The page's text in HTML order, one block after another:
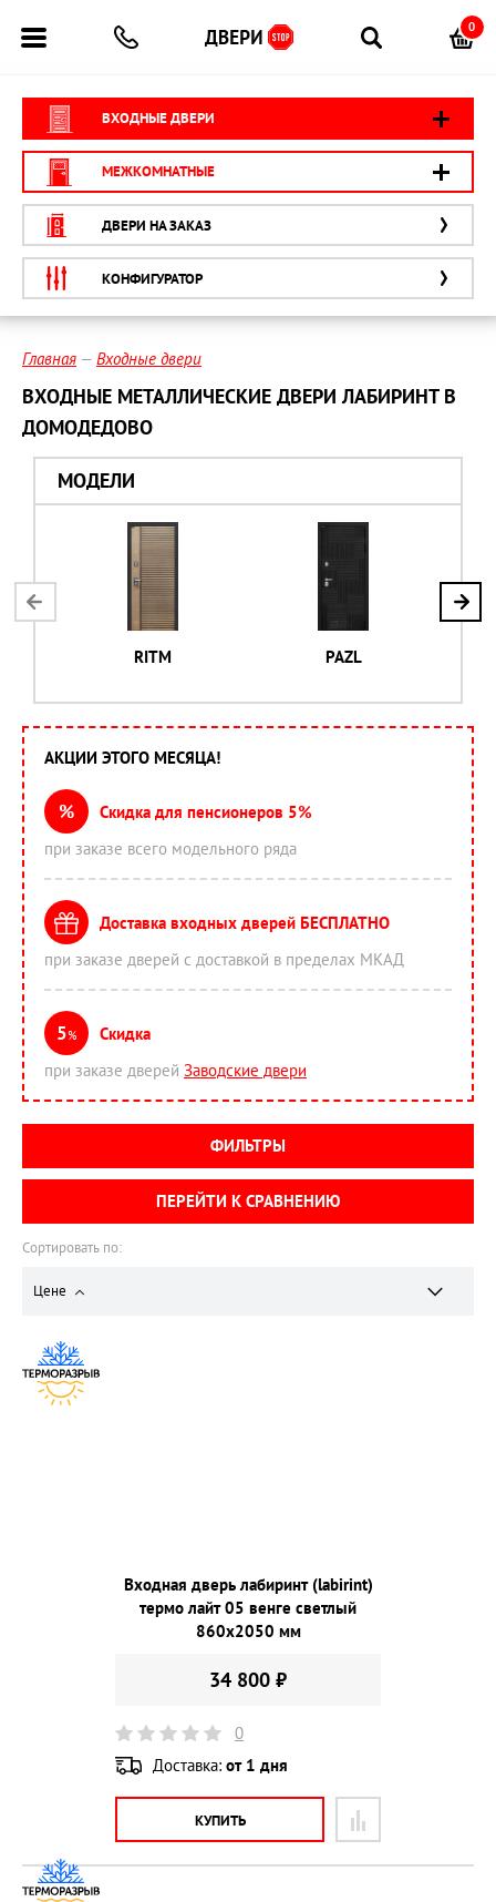
0
ВХОДНЫЕ ДВЕРИ
МЕЖКОМНАТНЫЕ
ДВЕРИ НА ЗАКАЗ
КОНФИГУРАТОР
Главная Входные двери
ВХОДНЫЕ МЕТАЛЛИЧЕСКИЕ ДВЕРИ ЛАБИРИНТ В
ДОМОДЕДОВО
МОДЕЛИ
RITM PAZL
Сортировать по:
Цене
Входная дверь лабиринт (labirint)
термо лайт 05 венге светлый
860х2050 мм
34 800 ₽
0
Доставка: от 1 дня
КУПИТЬ
АКЦИИ ЭТОГО МЕСЯЦА!
%
Скидка для пенсионеров 5%
при заказе всего модельного ряда
Доставка входных дверей БЕСПЛАТНО
при заказе дверей с доставкой в пределах МКАД
5%
Скидка
при заказе дверей Заводские двери
ФИЛЬТРЫ
ПЕРЕЙТИ К СРАВНЕНИЮ